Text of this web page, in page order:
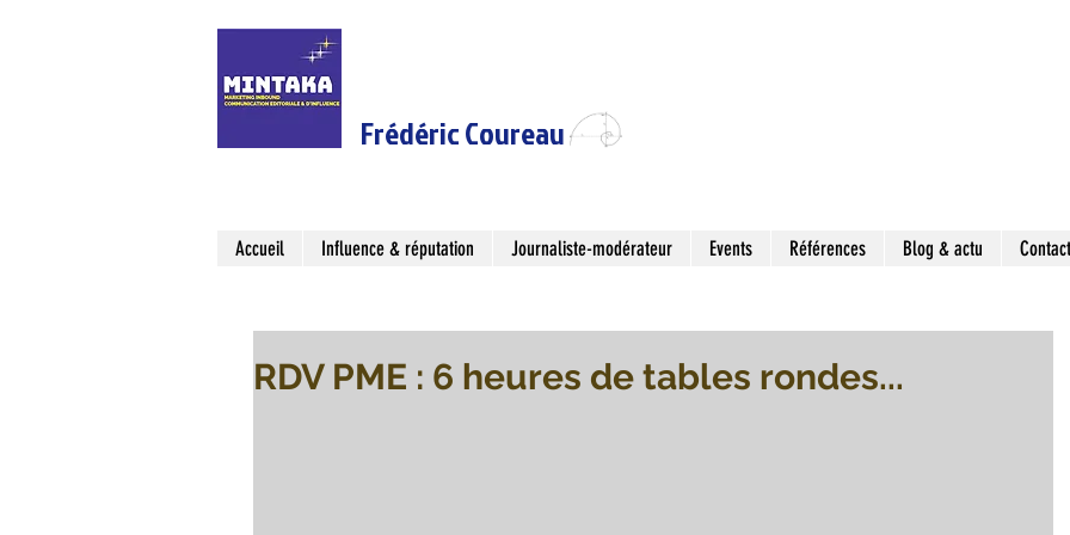
Frédéric Coureau
Accueil Influence & réputation Journaliste-modérateur Events Références Blog & actu Contact
RDV PME : 6 heures de tables rondes...